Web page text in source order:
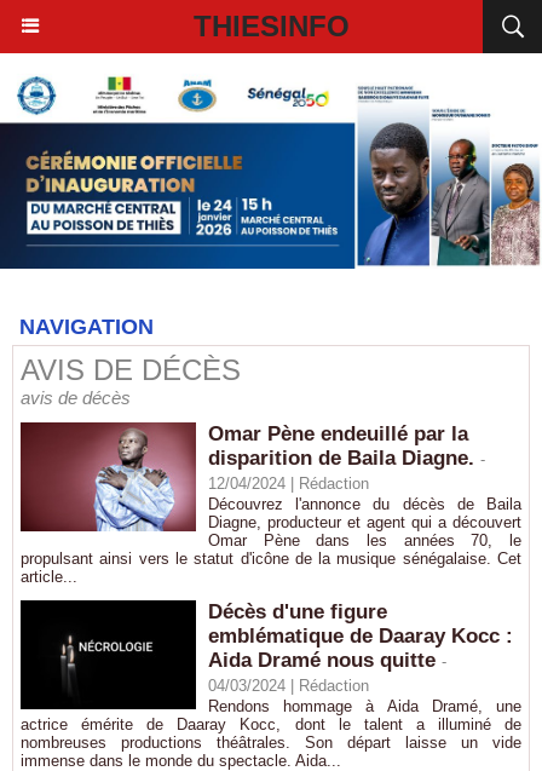
THIESINFO
NAVIGATION
AVIS DE DÉCÈS
avis de décès
Omar Pène endeuillé par la
disparition de Baila Diagne. -
12/04/2024 |
Rédaction
Découvrez l'annonce du décès de Baila
Diagne, producteur et agent qui a découvert
Omar Pène dans les années 70, le
propulsant ainsi vers le statut d'icône de la musique sénégalaise. Cet
article...
Décès d'une figure
emblématique de Daaray Kocc :
Aida Dramé nous quitte -
04/03/2024 |
Rédaction
Rendons hommage à Aida Dramé, une
actrice émérite de Daaray Kocc, dont le talent a illuminé de
nombreuses productions théâtrales. Son départ laisse un vide
immense dans le monde du spectacle. Aida...